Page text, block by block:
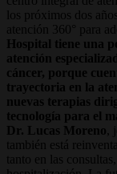
los próximos dos
atención 360° para
Hospital tiene una
atención
cáncer, porque
trayectoria en la
nuevas terapias
tecnología para el
Dr. Lucas Moreno
también está
tanto en las